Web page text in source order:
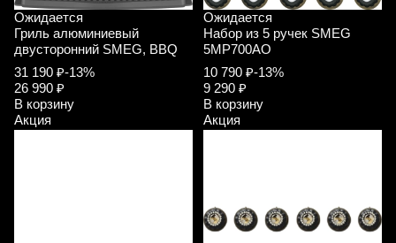
Ожидается
Гриль алюминиевый
двусторонний SMEG, BBQ
31 190 ₽-13%
26 990 ₽
В корзину
Акция
Ожидается
Набор из 5 ручек SMEG
5MP700AO
10 790 ₽-13%
9 290 ₽
В корзину
Акция